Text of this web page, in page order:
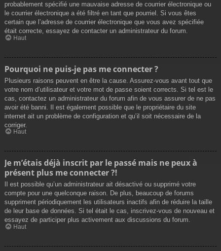
probablement spécifié une mauvaise adresse de courrier électronique ou
le courrier électronique a été filtré en tant que pourriel. Si vous êtes
certain que l’adresse de courrier électronique que vous avez spécifiée
était correcte, essayez de contacter un administrateur du forum.
Haut
Pourquoi ne puis-je pas me connecter ?
Plusieurs raisons peuvent en être la cause. Assurez-vous avant tout que
votre nom d’utilisateur et votre mot de passe soient corrects. Si tel est le
cas, contactez un administrateur du forum afin de vous assurer de ne pas
avoir été banni. Il est également possible que le propriétaire du site
internet ait un problème de configuration et qu’il soit nécessaire de la
corriger.
Haut
Je m’étais déjà inscrit par le passé mais ne peux à
présent plus me connecter ?!
Il est possible qu’un administrateur ait désactivé ou supprimé votre
compte pour une quelconque raison. De plus, beaucoup de forums
suppriment périodiquement les utilisateurs inactifs afin de réduire la taille
de leur base de données. Si tel était le cas, inscrivez-vous de nouveau et
essayez de participer plus activement aux discussions du forum.
Haut